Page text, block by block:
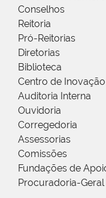
Conselhos
Reitoria
Pró-Reitorias
Diretorias
Biblioteca
Centro de
Auditoria Interna
Ouvidoria
Corregedoria
Assessorias
Comissões
Fundações de
Procuradoria-Geral